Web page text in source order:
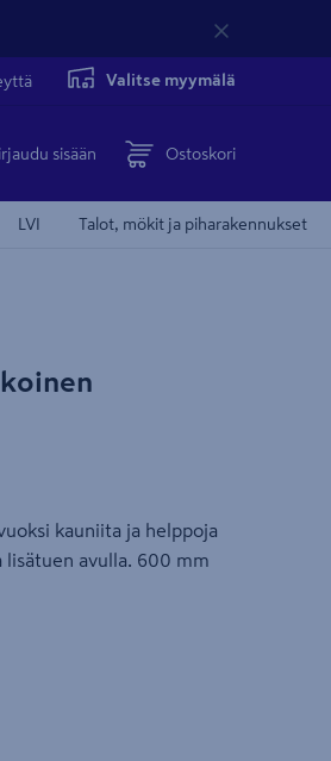
Valitse myymälä
sisään Ostoskori
LVI Talot, mökit ja piharakennukset
kauniita ja helppoja
lisätuen avulla. 600 mm